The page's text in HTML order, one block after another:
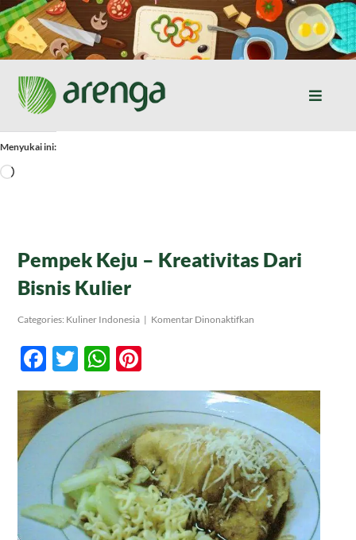
Skip
to
content
Toggle
Home
Tentang Kami
Produk
Kontak
Menyukai ini:
Memuat...
Pempek Keju – Kreativitas Dari
Bisnis Kulier
Categories: Kuliner Indonesia | Komentar Dinonaktifkan
Bisnis
Kulier
Facebook
TwitterWhatsApp